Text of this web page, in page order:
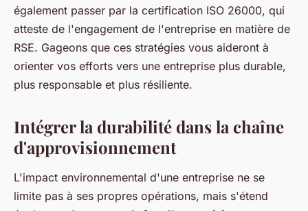
également passer par la certification ISO 26000, qui
atteste de l'engagement de l'entreprise en matière de
RSE. Gageons que ces stratégies vous aideront à
orienter vos efforts vers une entreprise plus durable,
plus responsable et plus résiliente.
Intégrer la durabilité dans la chaîne
d'approvisionnement
L'impact environnemental d'une entreprise ne se
limite pas à ses propres opérations, mais s'étend